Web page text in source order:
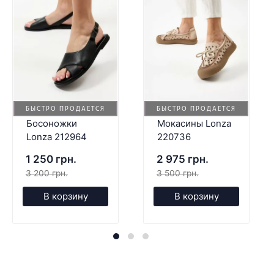
БЫСТРО ПРОДАЕТСЯ
Босоножки
Lonza 212964
1 250 грн.
3 200 грн.
В корзину
БЫСТРО ПРОДАЕТСЯ
Мокасины Lonza
220736
2 975 грн.
3 500 грн.
В корзину